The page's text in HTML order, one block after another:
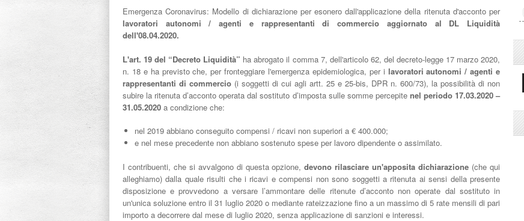
Emergenza Coronavirus: Modello di dichiarazione per esonero dall'applicazione della ritenuta d'acconto per
lavoratori autonomi / agenti e rappresentanti di commercio aggiornato al DL Liquidità
dell'08.04.2020.
L'art. 19 del “Decreto Liquidità” ha abrogato il comma 7, dell'articolo 62, del decreto-legge 17 marzo 2020,
n. 18 e ha previsto che, per fronteggiare l'emergenza epidemiologica, per i lavoratori autonomi / agenti e
rappresentanti di commercio (i soggetti di cui agli artt. 25 e 25-bis, DPR n. 600/73), la possibilità di non
subire la ritenuta d’acconto operata dal sostituto d’imposta sulle somme percepite nel periodo 17.03.2020 –
31.05.2020 a condizione che:
nel 2019 abbiano conseguito compensi / ricavi non superiori a € 400.000;
e nel mese precedente non abbiano sostenuto spese per lavoro dipendente o assimilato.
I contribuenti, che si avvalgono di questa opzione,devono rilasciare un'apposita dichiarazione (che qui
alleghiamo) dalla quale risulti che i ricavi e compensi non sono soggetti a ritenuta ai sensi della presente
disposizione e provvedono a versare l’ammontare delle ritenute d’acconto non operate dal sostituto in
un'unica soluzione entro il 31 luglio 2020 o mediante rateizzazione fino a un massimo di 5 rate mensili di pari
importo a decorrere dal mese di luglio 2020, senza applicazione di sanzioni e interessi.